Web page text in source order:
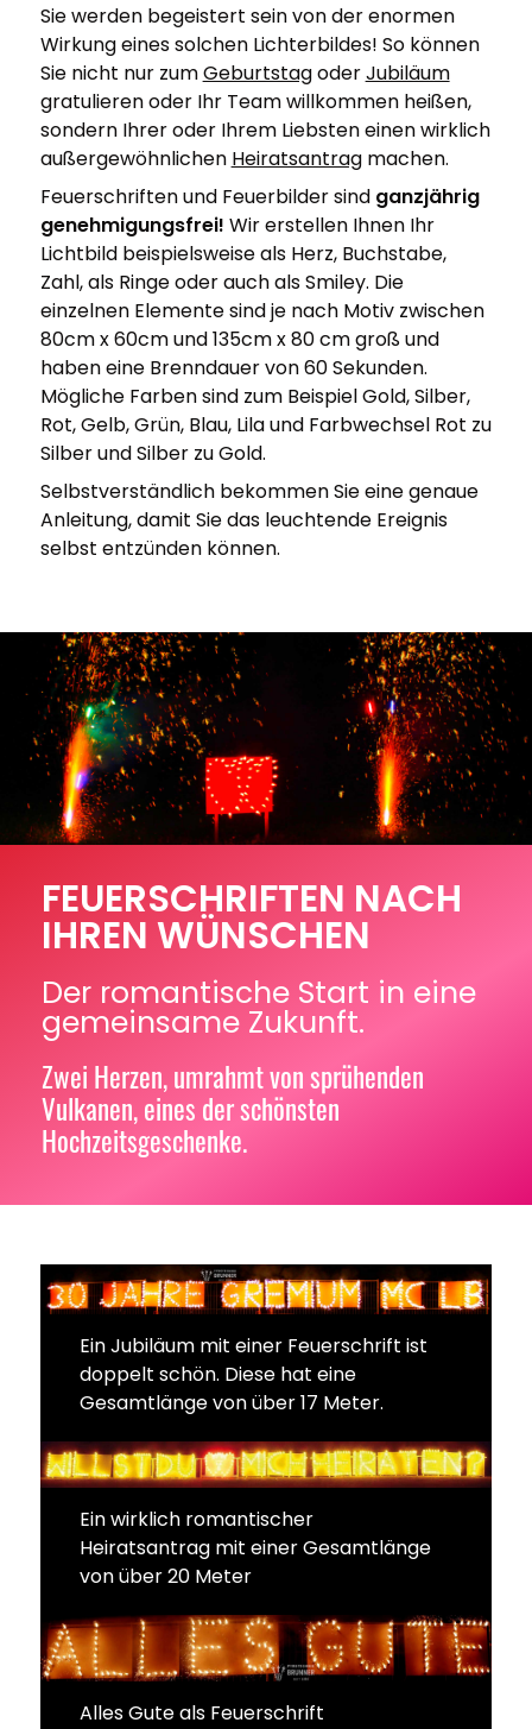
Sie werden begeistert sein von der enormen
Wirkung eines solchen Lichterbildes! So können
Sie nicht nur zumGeburtstagoderJubiläum
gratulieren oder Ihr Team willkommen heißen,
sondern Ihrer oder Ihrem Liebsten einen wirklich
außergewöhnlichen Heiratsantragmachen.
Feuerschriften und Feuerbilder sind ganzjährig
genehmigungsfrei! Wir erstellen Ihnen Ihr
Lichtbild beispielsweise als Herz, Buchstabe,
Zahl, als Ringe oder auch als Smiley. Die
einzelnen Elemente sind je nach Motiv zwischen
80cm x 60cm und 135cm x 80 cm groß und
haben eine Brenndauer von 60 Sekunden.
Mögliche Farben sind zum Beispiel Gold, Silber,
Rot, Gelb, Grün, Blau, Lila und Farbwechsel Rot zu
Silber und Silber zu Gold.
Selbstverständlich bekommen Sie eine genaue
Anleitung, damit Sie das leuchtende Ereignis
selbst entzünden können.
FEUERSCHRIFTEN NACH
IHREN WÜNSCHEN
Der romantische Start in eine
gemeinsame Zukunft.
Zwei Herzen, umrahmt von sprühenden
Vulkanen, eines der schönsten
Hochzeitsgeschenke.
Ein Jubiläum mit einer Feuerschrift ist
doppelt schön. Diese hat eine
Gesamtlänge von über 17 Meter.
Ein wirklich romantischer
Heiratsantrag mit einer Gesamtlänge
von über 20 Meter
Alles Gute als Feuerschrift